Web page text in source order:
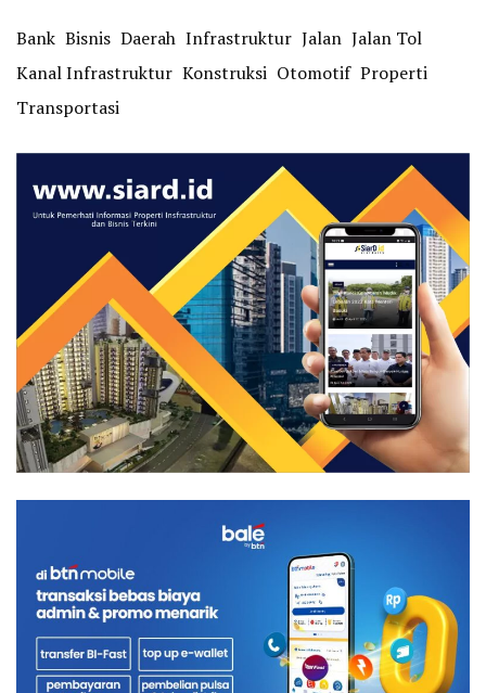
Bank Bisnis Daerah Infrastruktur Jalan Jalan Tol
Kanal Infrastruktur Konstruksi Otomotif Properti
Transportasi